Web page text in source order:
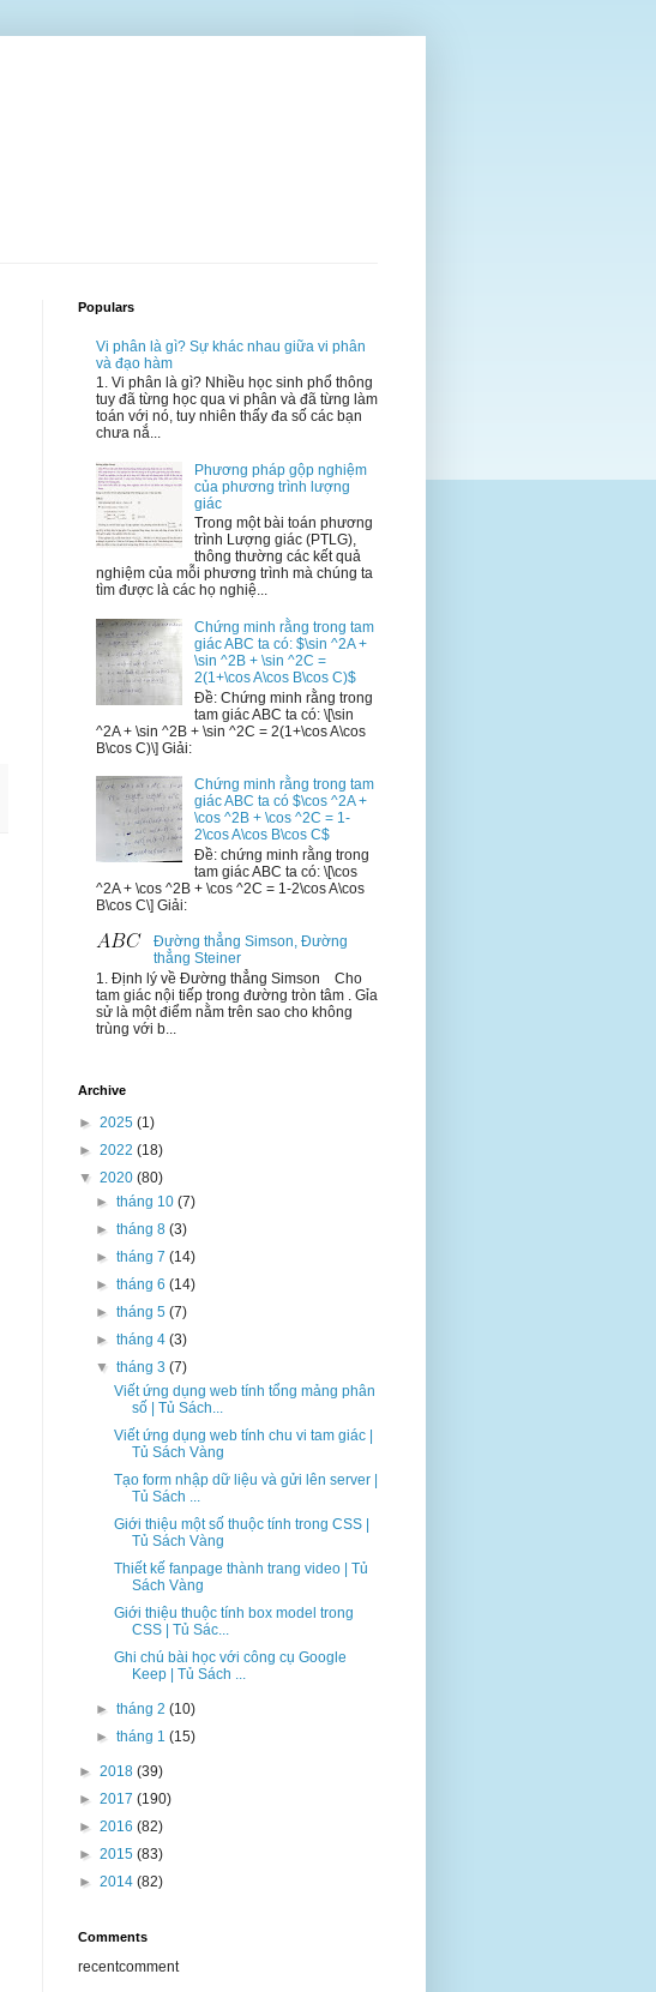
Populars
Vi phân là gì? Sự khác nhau giữa vi phân
và đạo hàm
1. Vi phân là gì? Nhiều học sinh phổ thông
tuy đã từng học qua vi phân và đã từng làm
toán với nó, tuy nhiên thấy đa số các bạn
chưa nắ...
Phương pháp gộp nghiệm
của phương trình lượng
giác
Trong một bài toán phương
trình Lượng giác (PTLG),
thông thường các kết quả
nghiệm của mỗi phương trình mà chúng ta
tìm được là các họ nghiệ...
Chứng minh rằng trong tam
giác ABC ta có: $\sin ^2A +
\sin ^2B + \sin ^2C =
2(1+\cos A\cos B\cos C)$
Đề: Chứng minh rằng trong
tam giác ABC ta có: \[\sin
^2A + \sin ^2B + \sin ^2C = 2(1+\cos A\cos
B\cos C)\] Giải:
Chứng minh rằng trong tam
giác ABC ta có $\cos ^2A +
\cos ^2B + \cos ^2C = 1-
2\cos A\cos B\cos C$
Đề: chứng minh rằng trong
tam giác ABC ta có: \[\cos
^2A + \cos ^2B + \cos ^2C = 1-2\cos A\cos
B\cos C\] Giải:
Đường thẳng Simson, Đường
thẳng Steiner
1. Định lý về Đường thẳng Simson Cho
tam giác nội tiếp trong đường tròn tâm . Gỉa
sử là một điểm nằm trên sao cho không
trùng với b...
Archive
► 2025 (1)
► 2022 (18)
▼ 2020 (80)
►tháng 10(7)
►tháng 8(3)
►tháng 7(14)
►tháng 6(14)
►tháng 5(7)
►tháng 4(3)
▼tháng 3(7)
Viết ứng dụng web tính tổng mảng phân
số | Tủ Sách...
Viết ứng dụng web tính chu vi tam giác |
Tủ Sách Vàng
Tạo form nhập dữ liệu và gửi lên server |
Tủ Sách ...
Giới thiệu một số thuộc tính trong CSS |
Tủ Sách Vàng
Thiết kế fanpage thành trang video | Tủ
Sách Vàng
Giới thiệu thuộc tính box model trong
CSS | Tủ Sác...
Ghi chú bài học với công cụ Google
Keep | Tủ Sách ...
►tháng 2(10)
►tháng 1(15)
► 2018 (39)
► 2017 (190)
► 2016 (82)
► 2015 (83)
► 2014 (82)
Comments
recentcomment